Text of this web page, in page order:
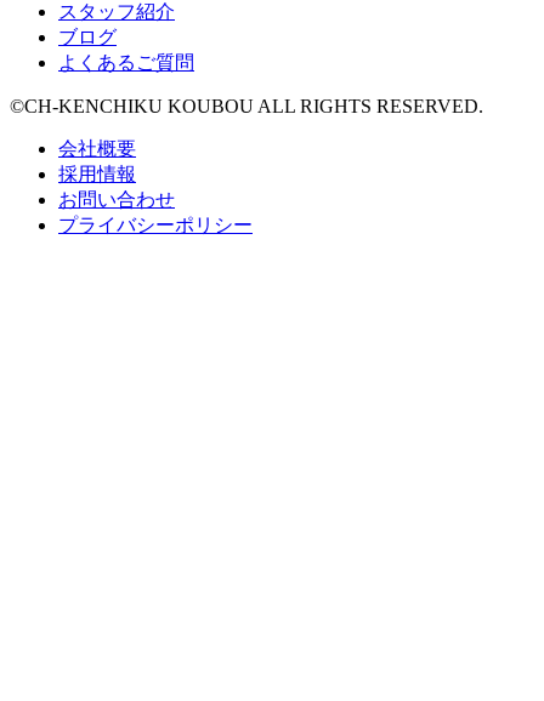
スタッフ紹介
ブログ
よくあるご質問
©CH-KENCHIKU KOUBOU ALL RIGHTS RESERVED.
会社概要
採用情報
お問い合わせ
プライバシーポリシー